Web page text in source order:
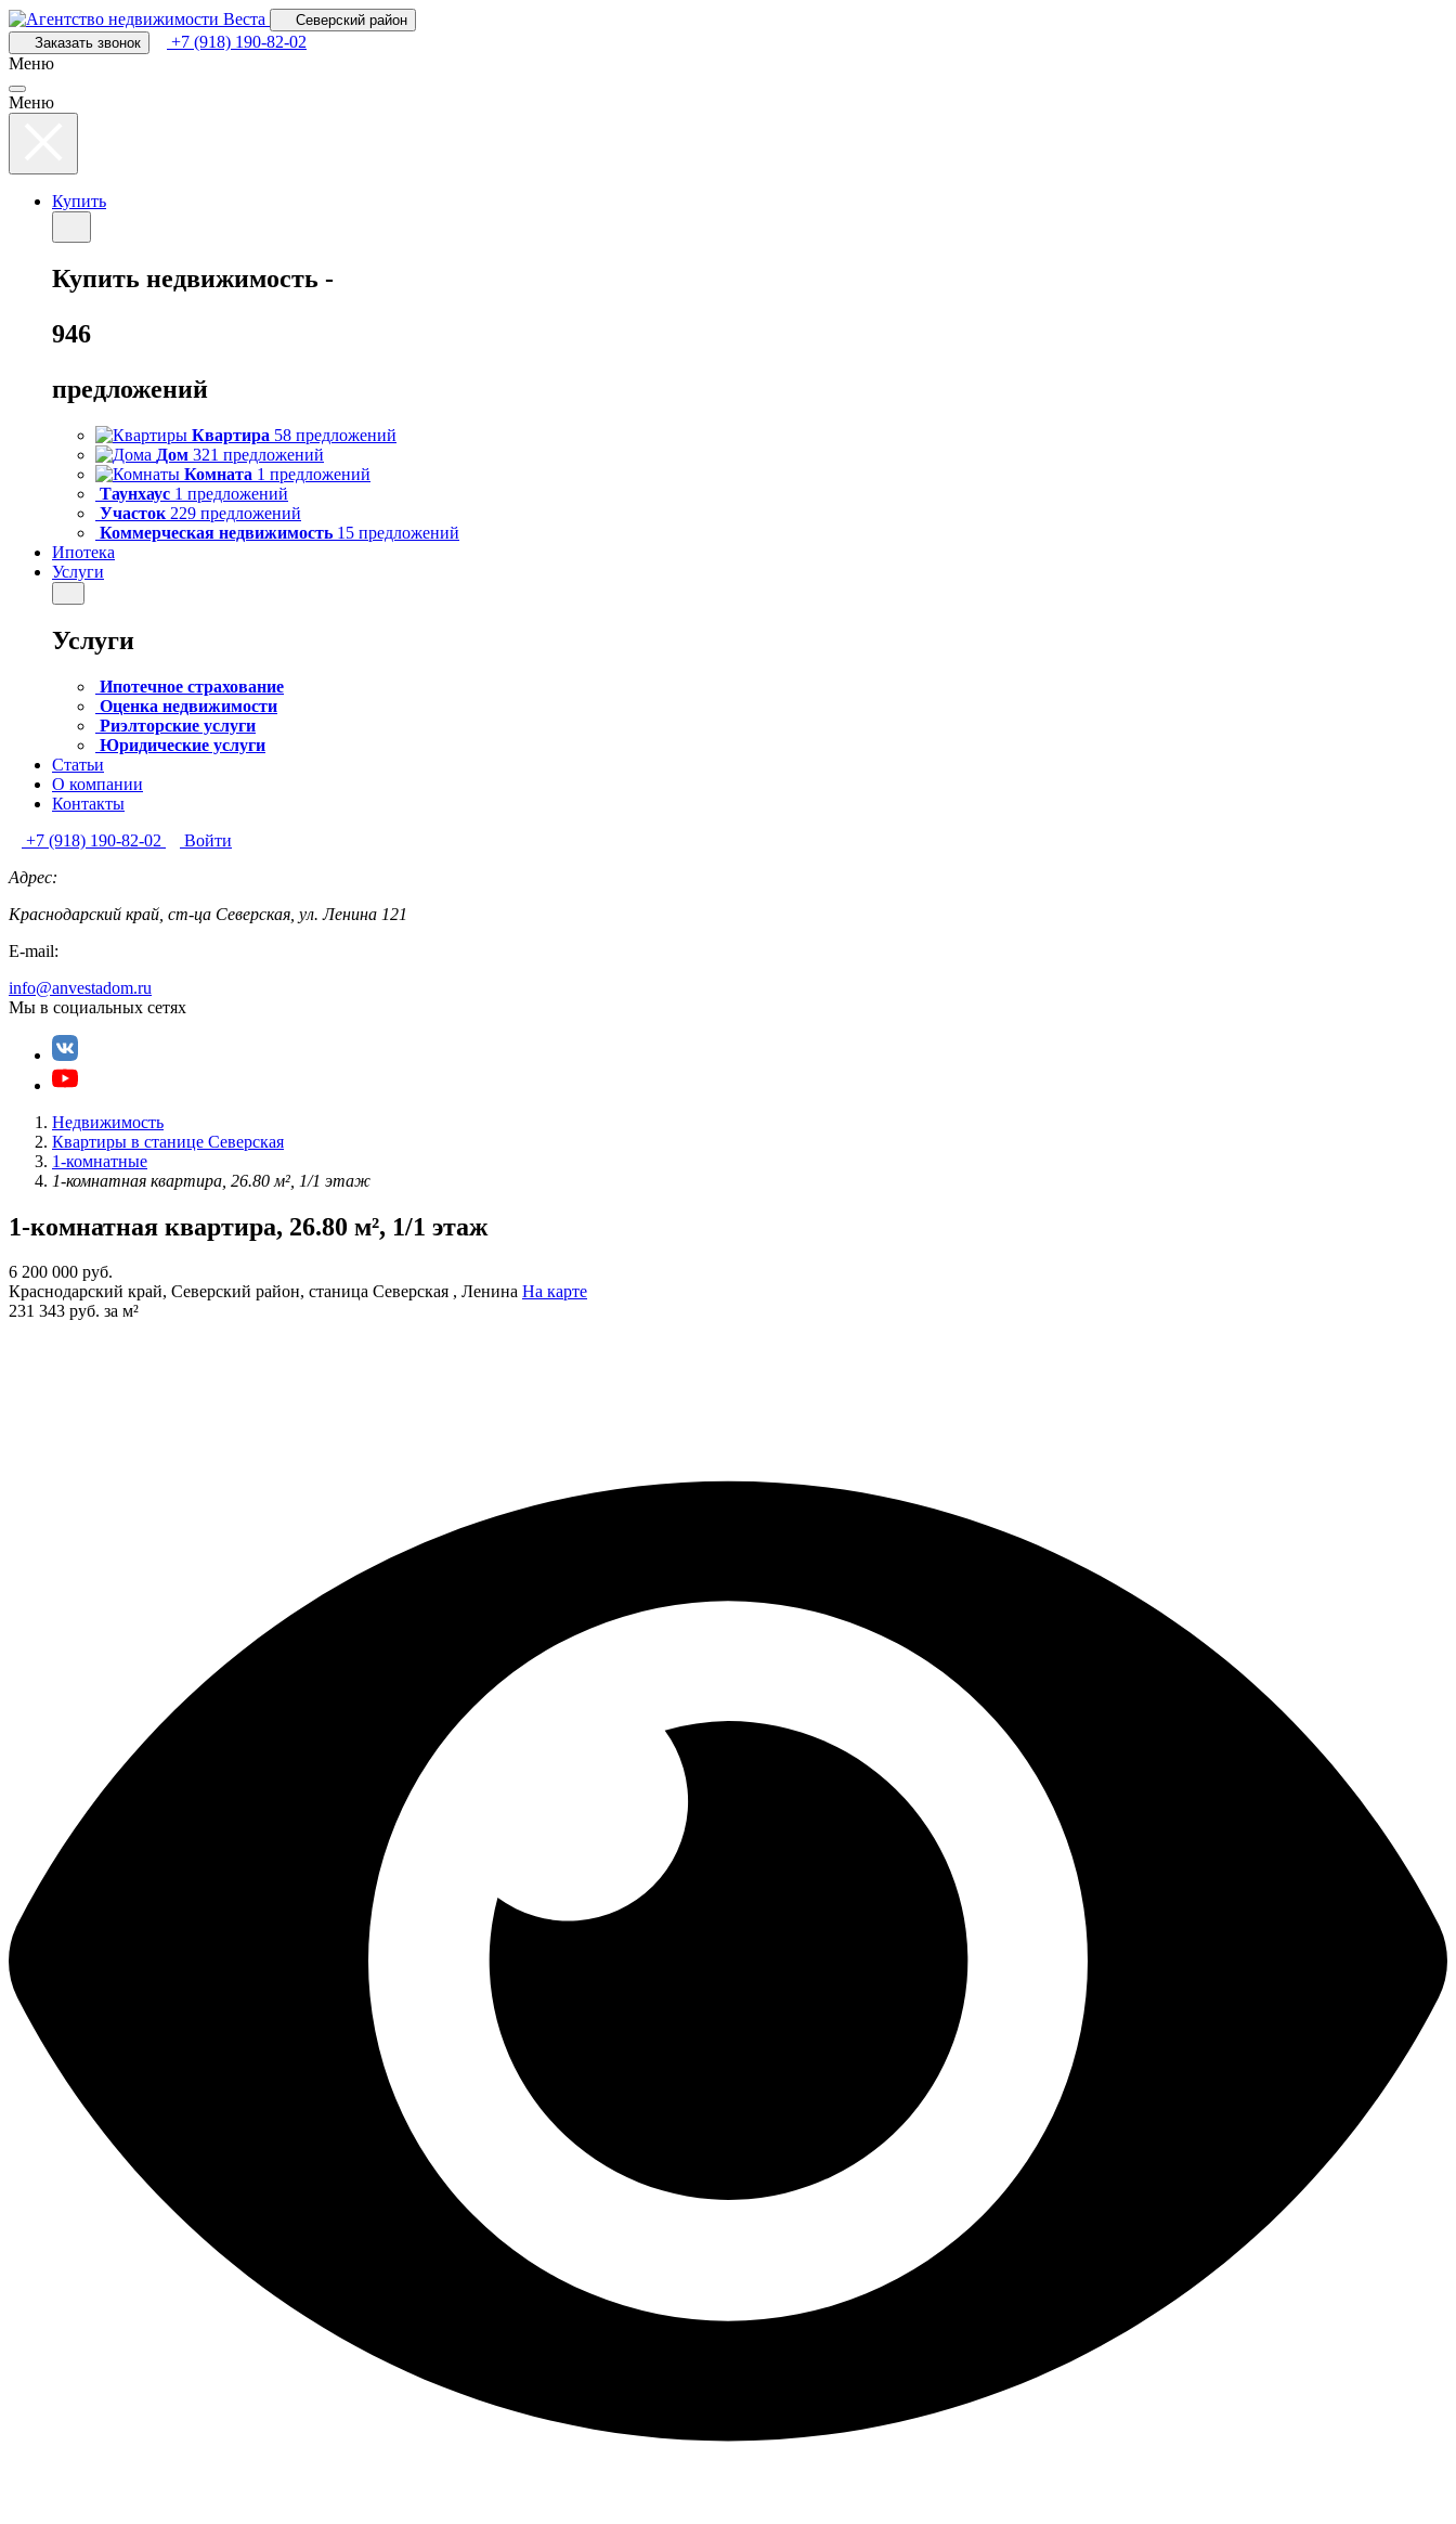
Перейти
к
основному
Северский район
Заказать звонок
+7 (918) 190-82-02
Меню
Меню
Купить
Купить недвижимость -
946
предложений
Квартира 58 предложений
Дом 321 предложений
Комната 1 предложений
Таунхаус 1 предложений
Участок 229 предложений
Коммерческая недвижимость 15 предложений
Ипотека
Услуги
Услуги
Ипотечное страхование
Оценка недвижимости
Риэлторские услуги
Юридические услуги
Статьи
О компании
Контакты
+7 (918) 190-82-02
Войти
Адрес:
Краснодарский край, ст-ца Северская, ул. Ленина 121
E-mail:
info@anvestadom.ru
Мы в социальных сетях
Недвижимость
Квартиры в станице Северская
1-комнатные
1-комнатная квартира, 26.80 м², 1/1 этаж
1-комнатная квартира, 26.80 м², 1/1 этаж
6 200 000 руб.
Краснодарский край, Северский район, станица Северская , Ленина На карте
231 343 руб. за м²